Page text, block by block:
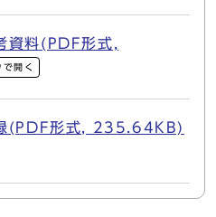
料(PDF形式,
開く
(PDF形式, 235.64KB)